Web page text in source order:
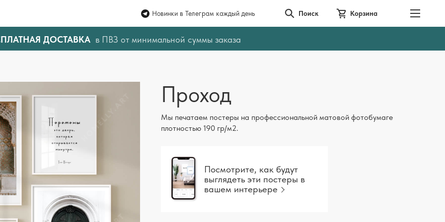
Новинки в Телеграм каждый день Поиск Корзина
ДОСТАВКА в ПВЗ от минимальной суммы заказа
Проход
Мы печатаем постеры на профессиональной матовой фотобумаге
плотностью 190 гр/м2.
Посмотрите, как будут
выглядеть эти постеры в
вашем интерьере